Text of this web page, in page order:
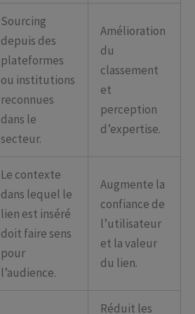
Sourcing
depuis des
plateformes
ou institutions
reconnues
dans le
secteur.
Amélioration
du
classement
et
perception
d’expertise.
Le contexte
dans lequel le
lien est inséré
doit faire sens
pour
l’audience.
Augmente la
confiance de
l’utilisateur
et la valeur
du lien.
Réduit les